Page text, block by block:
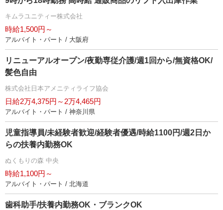
キムラユニティー株式会社
時給1,500円～
アルバイト・パート / 大阪府
リニューアルオープン/夜勤専従介護/週1回から/無資格OK/
髪色自由
株式会社日本アメニティライフ協会
日給2万4,375円～2万4,465円
アルバイト・パート / 神奈川県
児童指導員/未経験者歓迎/経験者優遇/時給1100円/週2日か
らの扶養内勤務OK
ぬくもりの森 中央
時給1,100円～
アルバイト・パート / 北海道
歯科助手/扶養内勤務OK・ブランクOK